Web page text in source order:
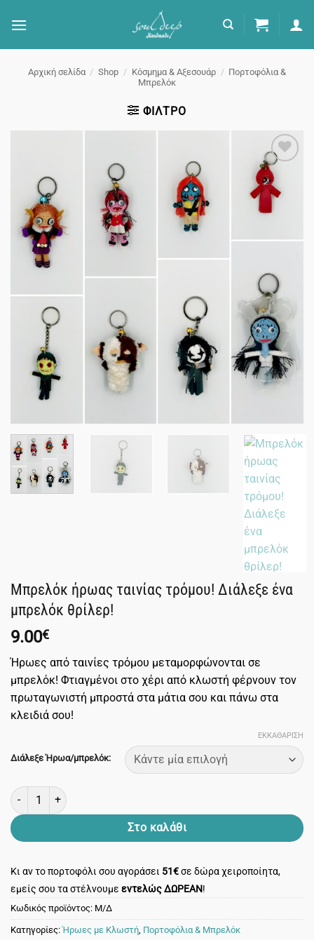
στο
Αρχική σελίδα / Shop / Κόσμημα & Αξεσουάρ / Πορτοφόλια &
Μπρελόκ
ΦΊΛΤΡΟ
Μπρελόκ ήρωας ταινίας τρόμου! Διάλεξε ένα
μπρελόκ θρίλερ!
9.00€
Ήρωες από ταινίες τρόμου μεταμορφώνονται σε
μπρελόκ! Φτιαγμένοι στο χέρι από κλωστή φέρνουν τον
πρωταγωνιστή μπροστά στα μάτια σου και πάνω στα
κλειδιά σου!
Διάλεξε Ήρωα/μπρελόκ:
ΕΚΚΑΘΆΡΙΣΗ
Μπρελόκ ήρωας ταινίας τρόμου! Διάλεξε ένα μπρελόκ θρίλερ!
Στο καλάθι
Κι αν το πορτοφόλι σου αγοράσει 51€σε δώρα χειροποίητα,
εμείς σου τα στέλνουμε εντελώς ΔΩΡΕΑΝ!
Κωδικός προϊόντος: Μ/Δ
Κατηγορίες:Ήρωες με Κλωστή Πορτοφόλια & Μπρελόκ